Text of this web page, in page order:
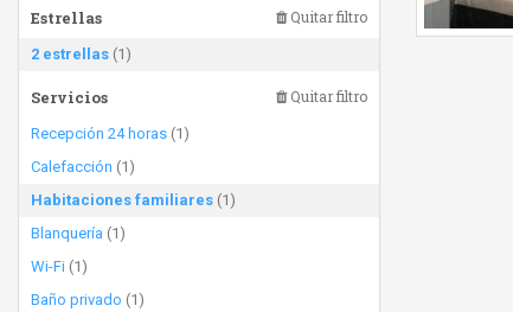
Estrellas Quitar filtro
2 estrellas (1)
Servicios Quitar filtro
Recepción 24 horas (1)
Calefacción (1)
Habitaciones familiares (1)
Blanquería (1)
Wi-Fi (1)
Baño privado (1)